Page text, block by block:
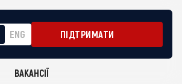
ENG ПІДТРИМАТИ
ВАКАНСІЇ